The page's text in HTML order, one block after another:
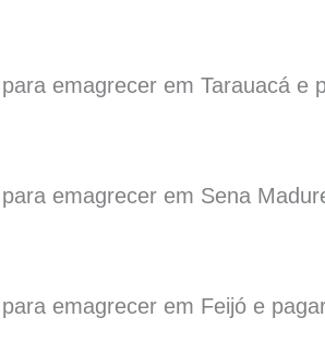
emagrecer em Tarauacá e
emagrecer em Sena
emagrecer em Feijó e